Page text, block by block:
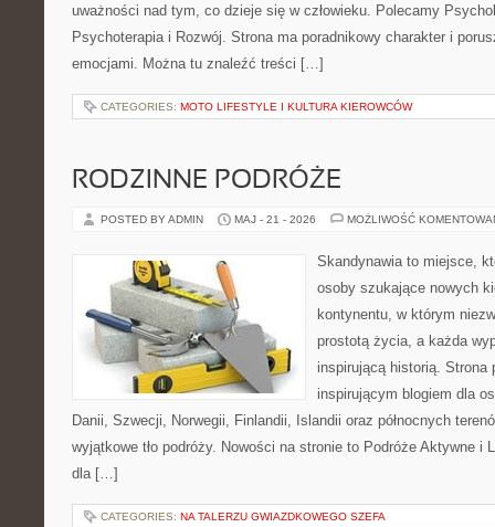
uważności nad tym, co dzieje się w człowieku. Polecamy
Psychoterapia i Rozwój. Strona ma poradnikowy charakter i
emocjami. Można tu znaleźć treści […]
CATEGORIES: MOTO LIFESTYLE I KULTURA KIEROWCÓW
RODZINNE PODRÓŻE
POSTED BY ADMIN MAJ - 21 - 2026 MOŻLIWOŚĆ
Skandynawia to miejsce,
osoby szukające nowych
kontynentu, w którym
prostotą życia, a każda
inspirującą historią.
inspirującym blogiem dla
Danii, Szwecji, Norwegii, Finlandii, Islandii oraz północnych
wyjątkowe tło podróży. Nowości na stronie to Podróże Aktywne i
dla […]
CATEGORIES: NA TALERZU GWIAZDKOWEGO SZEFA